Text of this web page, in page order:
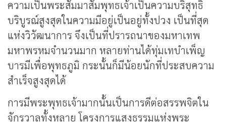
ความเป็นพระสัมมาสัมพุทธเจ้าเป็นความบริสุทธิ์
บริบูรณ์สูงสุดในความมีอยู่เป็นอยู่ทั้งปวง เป็นที่สุด
แห่งวิวัฒนาการ จึงเป็นที่ปรารถนาของมหาเทพ
มหาพรหมจำนวนมาก หลายท่านได้ทุ่มเทบำเพ็ญ
บารมีเพื่อพุทธภูมิ กระนั้นก็มีน้อยนักที่ประสบความ
สำเร็จสูงสุดได้
การมีพระพุทธเจ้ามากนั้นเป็นการดีต่อสรรพจิตใน
จักรวาลทั้งหลาย โครงการแสงธรรมแห่งพระ